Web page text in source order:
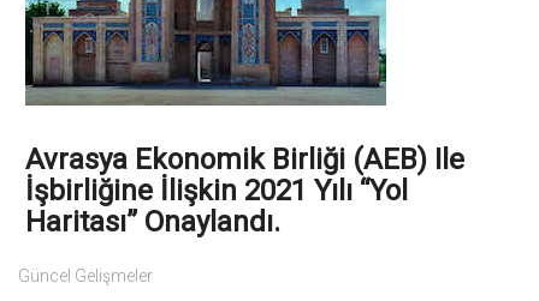
Avrasya Ekonomik Birliği (AEB) Ile
İşbirliğine İlişkin 2021 Yılı “Yol
Haritası” Onaylandı.
Güncel Gelişmeler